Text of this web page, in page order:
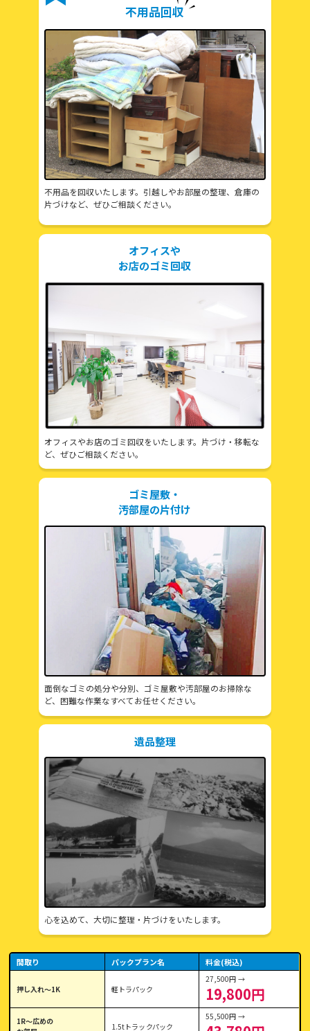
不用品回収
不用品を回収いたします。引越しやお部屋の整理、倉庫の
片づけなど、ぜひご相談ください。
オフィスや
お店のゴミ回収
オフィスやお店のゴミ回収をいたします。片づけ・移転な
ど、ぜひご相談ください。
ゴミ屋敷・
汚部屋の片付け
面倒なゴミの処分や分別、ゴミ屋敷や汚部屋のお掃除な
ど、困難な作業なすべてお任せください。
遺品整理
心を込めて、大切に整理・片づけをいたします。
間取り パックプラン名 料金(税込)
押し入れ〜1K 軽トラパック
27,500円 →
19,800円
1R〜広めの
1.5tトラックパック
55,500円 →